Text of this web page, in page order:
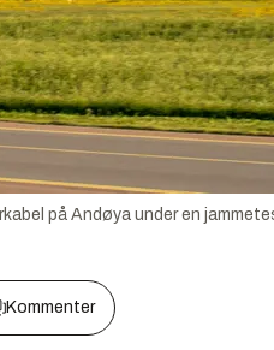
på Andøya under en
Kommenter